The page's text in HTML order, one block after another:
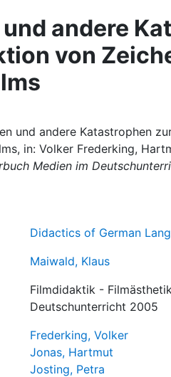
andere
von
und andere Katastrophen
in: Volker Frederking,
Medien im
Didactics of German
Maiwald, Klaus
Filmdidaktik -
Deutschunterricht 2005
Frederking, Volker
Jonas, Hartmut
Josting, Petra